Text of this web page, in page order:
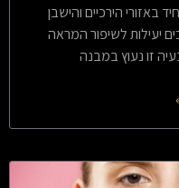
באזורי הירכיים והישבן
יעילות לשיפור המראה
זו נעוץ במבנה